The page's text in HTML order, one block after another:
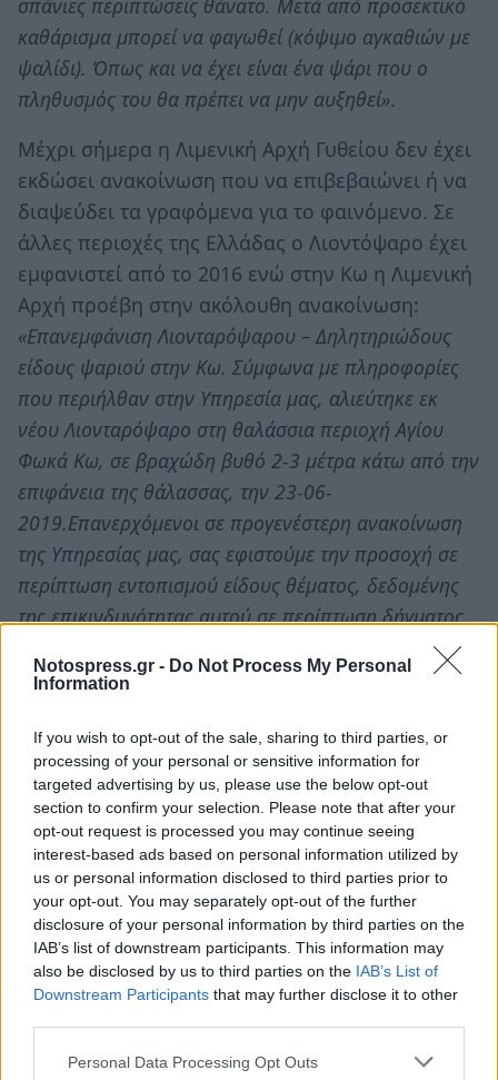
Notospress.gr - Do Not Process My Personal
Information
If you wish to opt-out of the sale, sharing to third parties, or
processing of your personal or sensitive information for
targeted advertising by us, please use the below opt-out
section to confirm your selection. Please note that after your
opt-out request is processed you may continue seeing
interest-based ads based on personal information utilized by
us or personal information disclosed to third parties prior to
your opt-out. You may separately opt-out of the further
disclosure of your personal information by third parties on the
IAB’s list of downstream participants. This information may
also be disclosed by us to third parties on the IAB’s List of
Downstream Participants that may further disclose it to other
Personal Data Processing Opt Outs
καθάρισμα μπορεί να φαγωθεί (κόψιμο αγκαθιών με
ψαλίδι). Όπως και να έχει είναι ένα ψάρι που ο
πληθυσμός του θα πρέπει να μην αυξηθεί».
Μέχρι σήμερα η Λιμενική Αρχή Γυθείου δεν έχει
εκδώσει ανακοίνωση που να επιβεβαιώνει ή να
διαψεύδει τα γραφόμενα για το φαινόμενο. Σε
άλλες περιοχές της Ελλάδας ο Λιοντόψαρο έχει
εμφανιστεί από το 2016 ενώ στην Κω η Λιμενική
Αρχή προέβη στην ακόλουθη ανακοίνωση:
«Επανεμφάνιση Λιονταρόψαρου – Δηλητηριώδους
είδους ψαριού στην Κω. Σύμφωνα με πληροφορίες
που περιήλθαν στην Υπηρεσία μας, αλιεύτηκε εκ
νέου Λιονταρόψαρο στη θαλάσσια περιοχή Αγίου
Φωκά Κω, σε βραχώδη βυθό 2-3 μέτρα κάτω από την
επιφάνεια της θάλασσας, την 23-06-
2019.Επανερχόμενοι σε προγενέστερη ανακοίνωση
της Υπηρεσίας μας, σας εφιστούμε την προσοχή σε
περίπτωση εντοπισμού είδους θέματος, δεδομένης
της επικινδυνότητας αυτού σε περίπτωση δήγματος.
Σε κάθε περίπτωση εντοπισμού του, παρακαλούμε
όπως ενημερώσετε σχετικά τη Λιμενική Αρχή Κω».
TAGS: ΕΚΤΑΚΤΟ